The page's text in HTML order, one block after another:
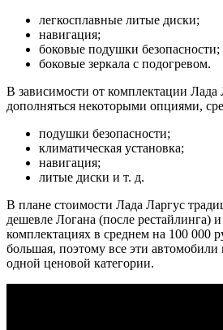
легкосплавные литые диски;
навигация;
боковые подушки безопасности;
боковые зеркала с подогревом.
В зависимости от комплектации
дополняться некоторыми опциями,
подушки безопасности;
климатическая установка;
навигация;
литые диски и т. д.
В плане стоимости Лада Ларгус
дешевле Логана (после рестайлинга)
комплектациях в среднем на 100 000
большая, поэтому все эти
одной ценовой категории.